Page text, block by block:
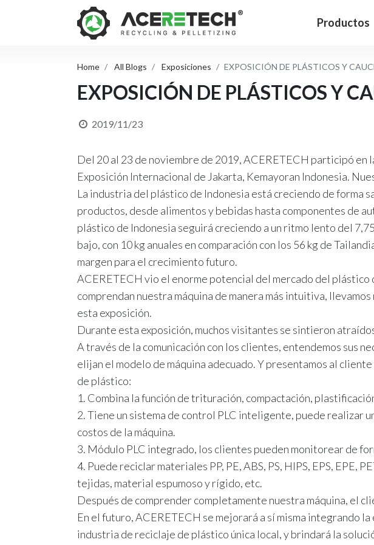
Productos
Home All Blogs Exposiciones EXPOSICIÓN DE PLÁSTICOS Y
EXPOSICIÓN DE PLÁSTICOS Y
2019/11/23
Del 20 al 23 de noviembre de 2019, ACERETECH participó en
Exposición Internacional de Jakarta, Kemayoran Indonesia.
La industria del plástico de Indonesia está creciendo de forma
productos, desde alimentos y bebidas hasta componentes de
plástico de Indonesia seguirá creciendo a un ritmo lento del
bajo, con 10 kg anuales en comparación con los 56 kg de
margen para el crecimiento futuro.
ACERETECH vio el enorme potencial del mercado del
comprendan nuestra máquina de manera más intuitiva,
esta exposición.
Durante esta exposición, muchos visitantes se sintieron
A través de la comunicación con los clientes, entendemos sus
elijan el modelo de máquina adecuado. Y presentamos al
de plástico:
1. Combina la función de trituración, compactación,
2. Tiene un sistema de control PLC inteligente, puede realizar
costos de la máquina.
3. Módulo PLC integrado, los clientes pueden monitorear de
4. Puede reciclar materiales PP, PE, ABS, PS, HIPS, EPS, EPE,
tejidas, material espumoso y rígido, etc.
Después de comprender completamente nuestra máquina, el
En el futuro, ACERETECH se mejorará a sí misma integrando
industria de reciclaje de plástico única local, y brindará la